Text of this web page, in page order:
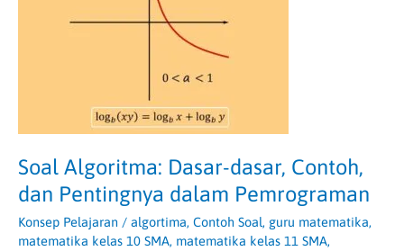
Soal Algoritma: Dasar-dasar, Contoh,
dan Pentingnya dalam Pemrograman
Konsep Pelajaran / algortima, Contoh Soal, guru matematika,
matematika kelas 10 SMA, matematika kelas 11 SMA,